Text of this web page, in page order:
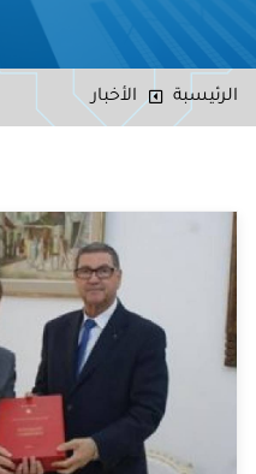
الرئيسبة الأخبار